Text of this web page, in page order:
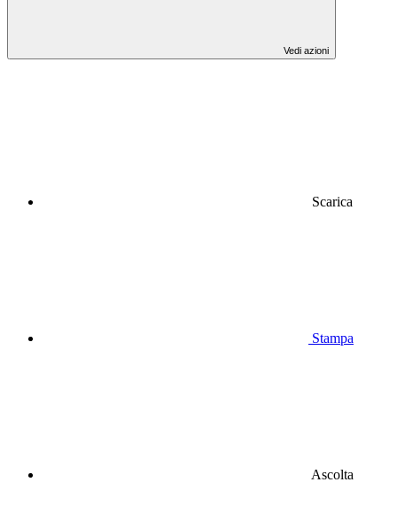
Vedi azioni
Scarica
Stampa
Ascolta